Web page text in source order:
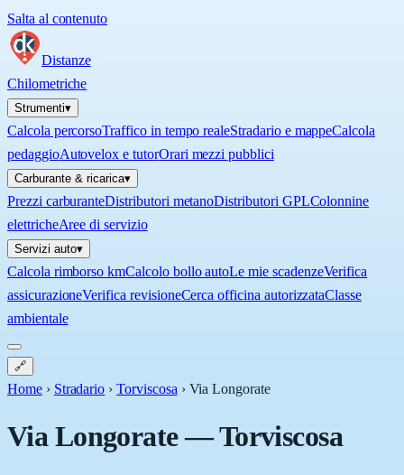
Salta al contenuto
Distanze
Chilometriche
Strumenti▾
Calcola percorsoTraffico in tempo realeStradario e mappeCalcola
pedaggioAutovelox e tutorOrari mezzi pubblici
Carburante & ricarica▾
Prezzi carburanteDistributori metanoDistributori GPLColonnine
elettricheAree di servizio
Servizi auto▾
Calcola rimborso kmCalcolo bollo autoLe mie scadenzeVerifica
assicurazioneVerifica revisioneCerca officina autorizzataClasse
ambientale
🔗
Home › Stradario › Torviscosa › Via Longorate
Via Longorate—Torviscosa